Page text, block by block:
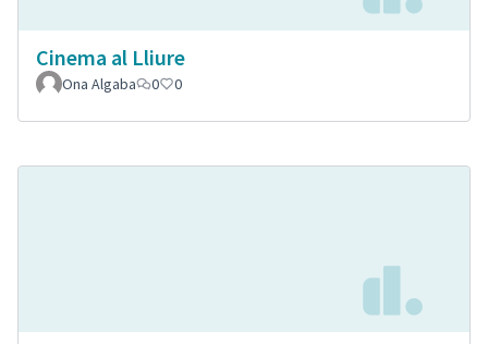
Cinema al Lliure
Ona Algaba 0 0